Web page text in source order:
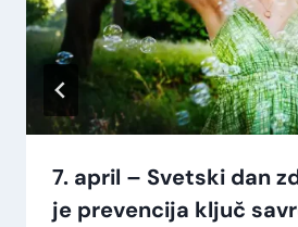
7. april – Svetski dan
je prevencija ključ